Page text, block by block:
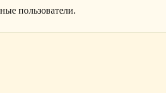
пользователи.